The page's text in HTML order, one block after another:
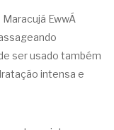
EwwÁ
ser usado também
intensa e